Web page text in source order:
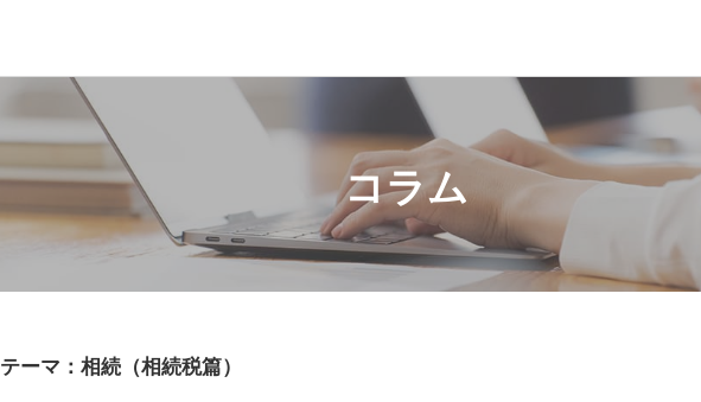
コラム
テーマ：相続（相続税篇）